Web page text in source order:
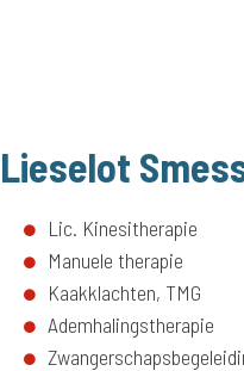
Lieselot
Lic. Kinesitherapie
Manuele therapie
Kaakklachten, TMG
Ademhalingstherapie